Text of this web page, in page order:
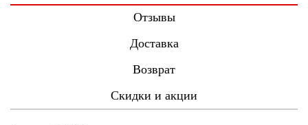
Отзывы
Доставка
Возврат
Скидки и акции